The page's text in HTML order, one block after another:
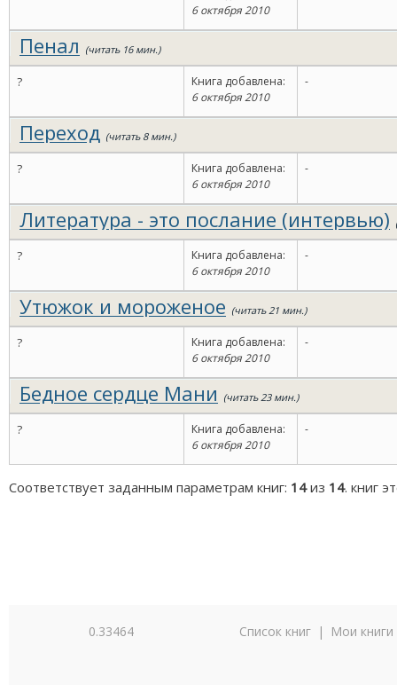
6 октября 2010
Пенал (читать 16 мин.)
?
Книга добавлена:
6 октября 2010
-
Переход (читать 8 мин.)
?
Книга добавлена:
6 октября 2010
-
Литература - это послание (интервью)
?
Книга добавлена:
6 октября 2010
-
Утюжок и мороженое (читать 21 мин.)
?
Книга добавлена:
6 октября 2010
-
Бедное сердце Мани (читать 23 мин.)
?
Книга добавлена:
6 октября 2010
-
Соответствует заданным параметрам книг: 14из 14. книг
0.33464 Список книг | Мои книги